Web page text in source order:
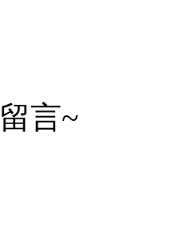
言~